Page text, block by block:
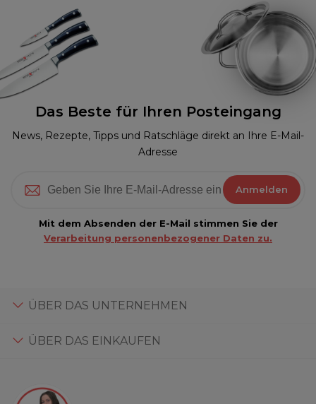
Das Beste für Ihren Posteingang
News, Rezepte, Tipps und Ratschläge direkt an Ihre E-Mail-
Adresse
Anmelden
Mit dem Absenden der E-Mail stimmen Sie der
Verarbeitung personenbezogener Daten zu.
ÜBER DAS UNTERNEHMEN
ÜBER DAS EINKAUFEN